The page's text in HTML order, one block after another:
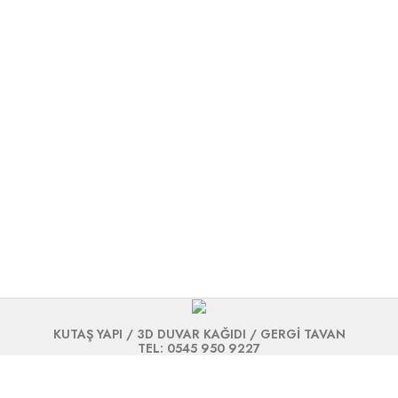
KUTAŞ YAPI / 3D DUVAR KAĞIDI / GERGİ TAVAN
TEL: 0545 950 9227